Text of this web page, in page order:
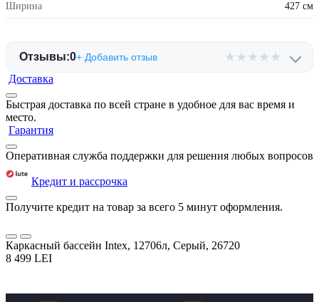
Ширина 427 см
Отзывы:0+ Добавить отзыв ★ ★ ★ ★ ★
Доставка
Быстрая доставка по всей стране в удобное для вас время и
место.
Гарантия
Оперативная служба поддержки для решения любых вопросов
Кредит и рассрочка
Получите кредит на товар за всего 5 минут оформления.
Каркасный бассейн Intex, 12706л, Серый, 26720
8 499 LEI